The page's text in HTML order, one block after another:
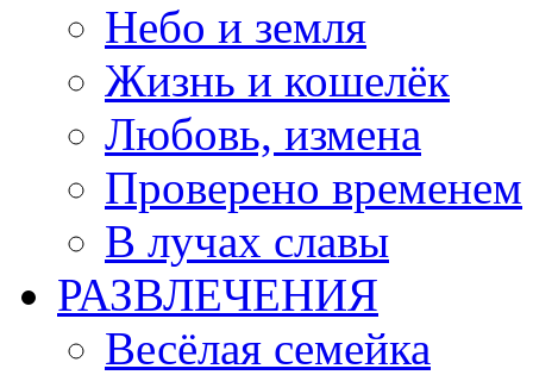
Небо и земля
Жизнь и кошелёк
Любовь, измена
Проверено временем
В лучах славы
РАЗВЛЕЧЕНИЯ
Весёлая семейка